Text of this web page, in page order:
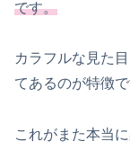
です。
カラフルな見た
てあるのが特徴で
これがまた本当